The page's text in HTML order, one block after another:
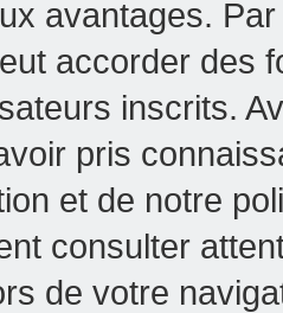
avantages.
accorder des
inscrits.
pris
et de notre
consulter
de votre